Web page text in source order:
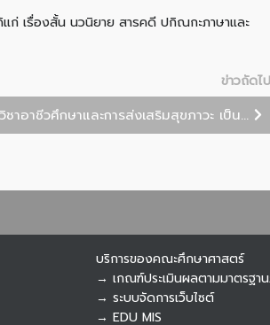
ก่ เรื่องสั้น นวนิยาย สารคดี ปกิณกะภาษาและ
ข่าวถัดไป
าอาชีวศึกษาและการส่งเสริมสุขภาวะ เป็น...
บริการของคณะศึกษาศาสตร์
→ เกณฑ์ประเมินผลตามมาตรฐาน
→ ระบบจัดการเว็บไซต์
→ EDU MIS